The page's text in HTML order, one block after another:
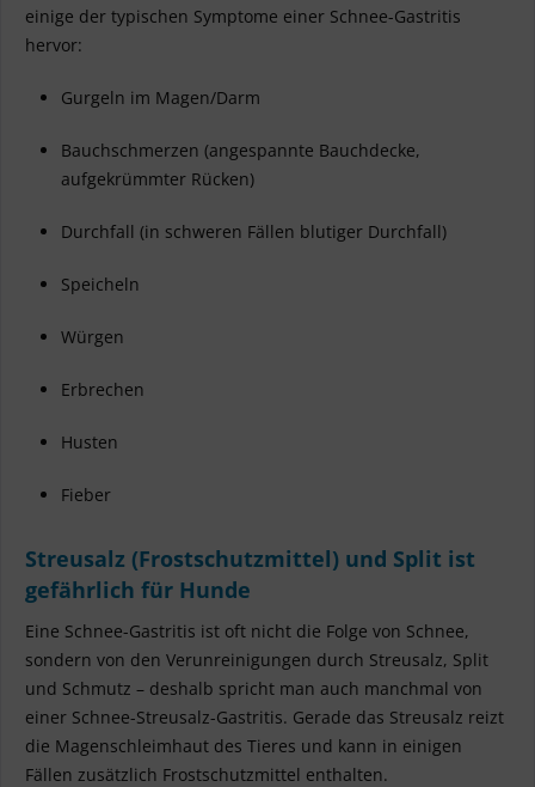
einige der typischen Symptome einer Schnee-Gastritis
hervor:
Gurgeln im Magen/Darm
Bauchschmerzen (angespannte Bauchdecke,
aufgekrümmter Rücken)
Durchfall (in schweren Fällen blutiger Durchfall)
Speicheln
Würgen
Erbrechen
Husten
Fieber
Streusalz (Frostschutzmittel) und Split ist
gefährlich für Hunde
Eine Schnee-Gastritis ist oft nicht die Folge von Schnee,
sondern von den Verunreinigungen durch Streusalz, Split
und Schmutz – deshalb spricht man auch manchmal von
einer Schnee-Streusalz-Gastritis. Gerade das Streusalz reizt
die Magenschleimhaut des Tieres und kann in einigen
Fällen zusätzlich Frostschutzmittel enthalten.